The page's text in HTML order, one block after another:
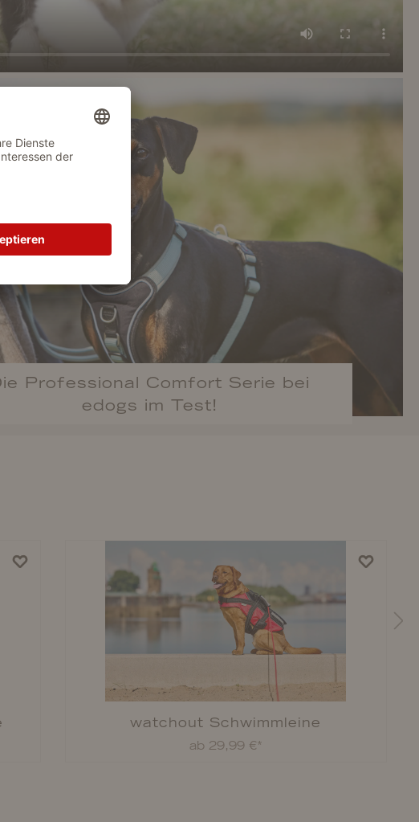
Professional Comfort Serie bei
edogs im Test!
watchout Schwimmleine
ab 29,99 €*